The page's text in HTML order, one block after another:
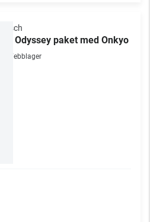
Klipsch
The Odyssey paket med Onkyo
Webblager